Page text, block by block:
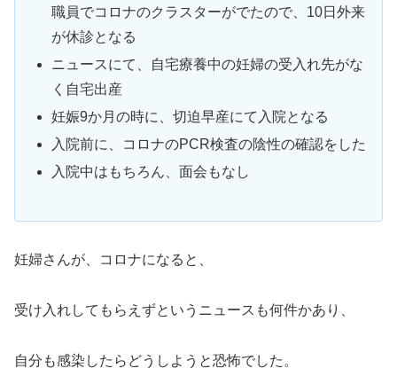
職員でコロナのクラスターがでたので、10日外来
が休診となる
ニュースにて、自宅療養中の妊婦の受入れ先がな
く自宅出産
妊娠9か月の時に、切迫早産にて入院となる
入院前に、コロナのPCR検査の陰性の確認をした
入院中はもちろん、面会もなし
妊婦さんが、コロナになると、
受け入れしてもらえずというニュースも何件かあり、
自分も感染したらどうしようと恐怖でした。